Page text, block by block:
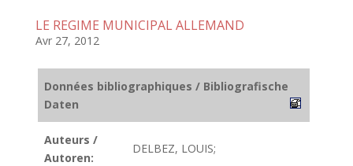
LE REGIME MUNICIPAL ALLEMAND
Avr 27, 2012
Données bibliographiques / Bibliografische
Daten
Auteurs /
Autoren:
DELBEZ, LOUIS;